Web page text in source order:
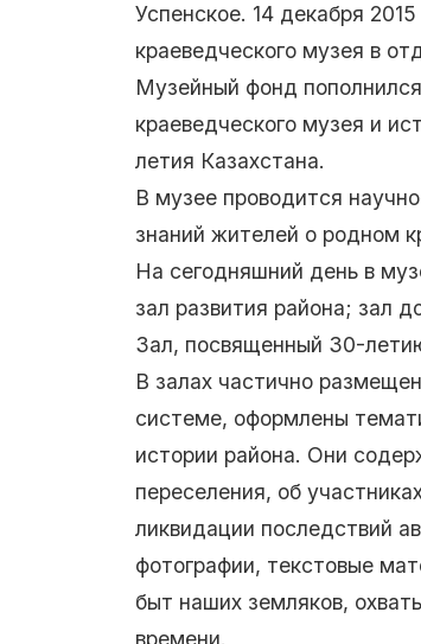
Успенское. 14 декабря
краеведческого музея в
Музейный фонд
краеведческого музея и
летия Казахстана.
В музее проводится
знаний жителей о родном
На сегодняшний день в
зал развития района; зал
Зал, посвященный 30-
В залах частично
системе, оформлены
истории района. Они
переселения, об
ликвидации последствий
фотографии, текстовые
быт наших земляков,
времени.